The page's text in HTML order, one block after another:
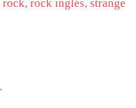
rock, rock inglés, strange